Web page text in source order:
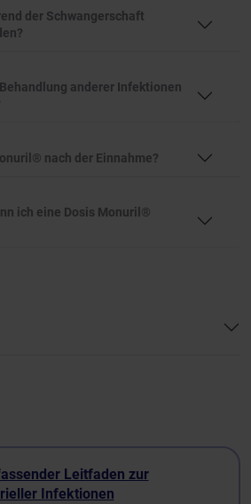
der Schwangerschaft
anderer Infektionen
nach der Einnahme?
ich eine Dosis Monuril®
Leitfaden zur
Infektionen